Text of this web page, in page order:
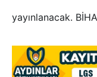
yayınlanacak. BİHA